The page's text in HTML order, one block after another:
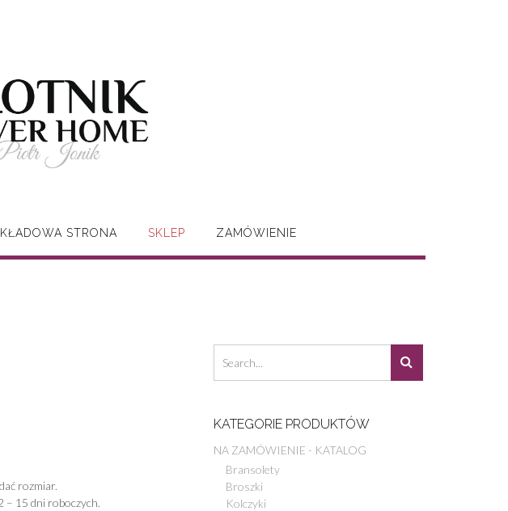
STRONA SKLEP ZAMÓWIENIE
rozmiar.
– 15 dni roboczych.
KATEGORIE PRODUKTÓW
NA ZAMÓWIENIE - KATALOG
Bransolety
Broszki
Kolczyki